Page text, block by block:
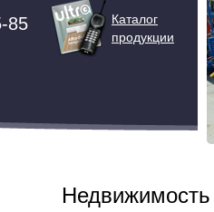
85
Каталог
продукции